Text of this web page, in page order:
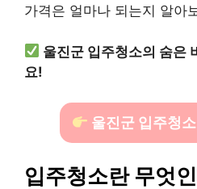
가격은 얼마나 되는지 알아
울진군 입주청소의 숨은
요!
울진군 입주청
입주청소란 무엇